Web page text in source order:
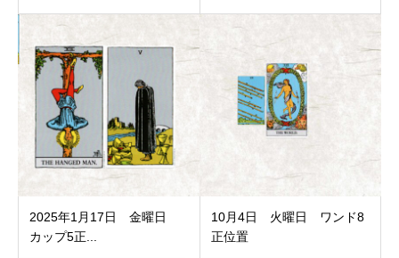
2025年1月17日 金曜日
カップ5正...
10月4日 火曜日 ワンド8
正位置